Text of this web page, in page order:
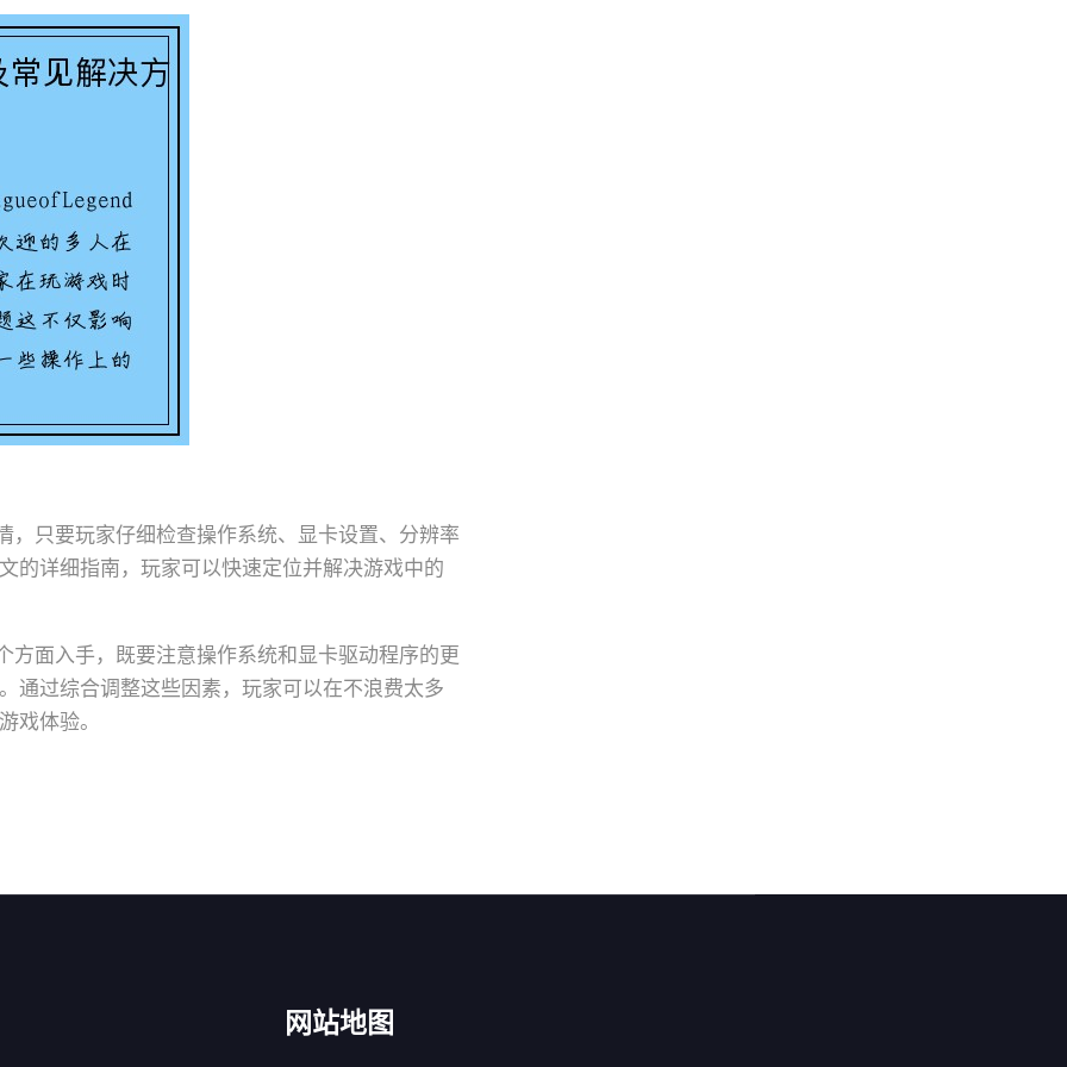
，只要玩家仔细检查操作系统、显卡设置、分辨率
的详细指南，玩家可以快速定位并解决游戏中的
方面入手，既要注意操作系统和显卡驱动程序的更
通过综合调整这些因素，玩家可以在不浪费太多
戏体验。
网站地图